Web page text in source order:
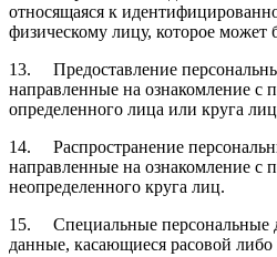
относящаяся к
физическому лицу, которое
13. Предоставление
направленные на ознакомление с
определенного лица или круга
14. Распространение
направленные на ознакомление с
неопределенного круга лиц.
15. Специальные персональные
данные, касающиеся расовой